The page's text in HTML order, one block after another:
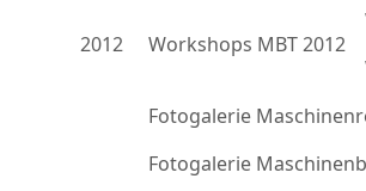
2012 Workshops MBT 2012
Fotogalerie
Fotogalerie